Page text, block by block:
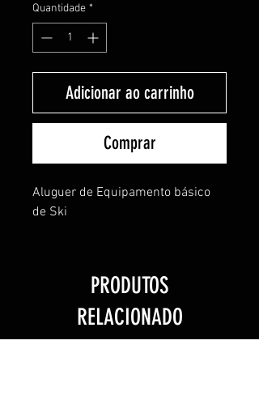
Quantidade *
Adicionar ao carrinho
Comprar
Aluguer de Equipamento básico
de Ski
PRODUTOS
RELACIONADO